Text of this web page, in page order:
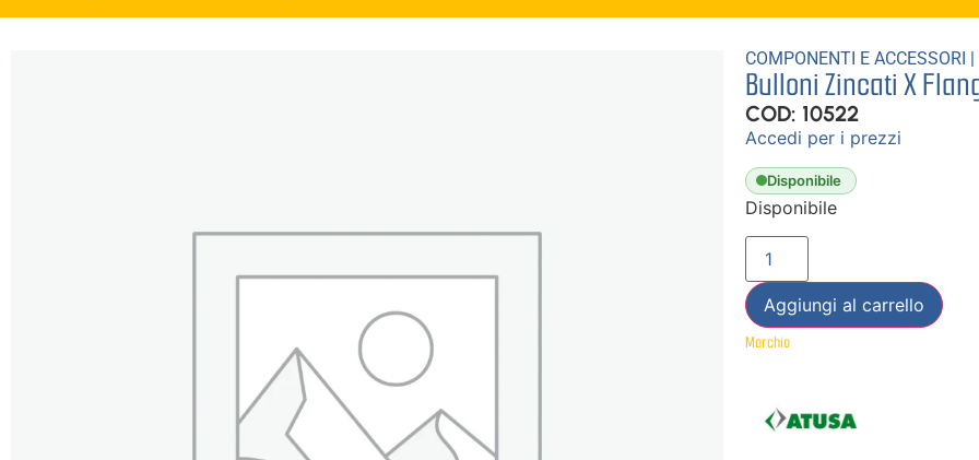
COMPONENTI E ACCESSORI |
Bulloni Zincati X
COD: 10522
Accedi per i prezzi
Disponibile
Disponibile
Aggiungi al carrello
Marchio